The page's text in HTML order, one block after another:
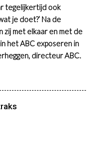
tegelijkertijd ook
je doet?’ Na de
zij met elkaar en met de
het ABC exposeren in
directeur ABC.